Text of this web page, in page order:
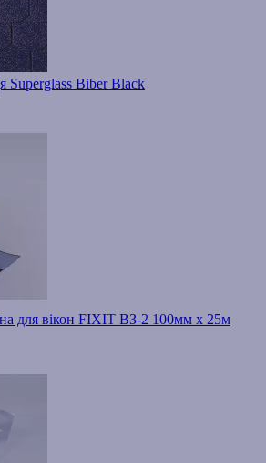
Superglass Biber Black
для вікон FIXIT ВЗ-2 100мм х 25м